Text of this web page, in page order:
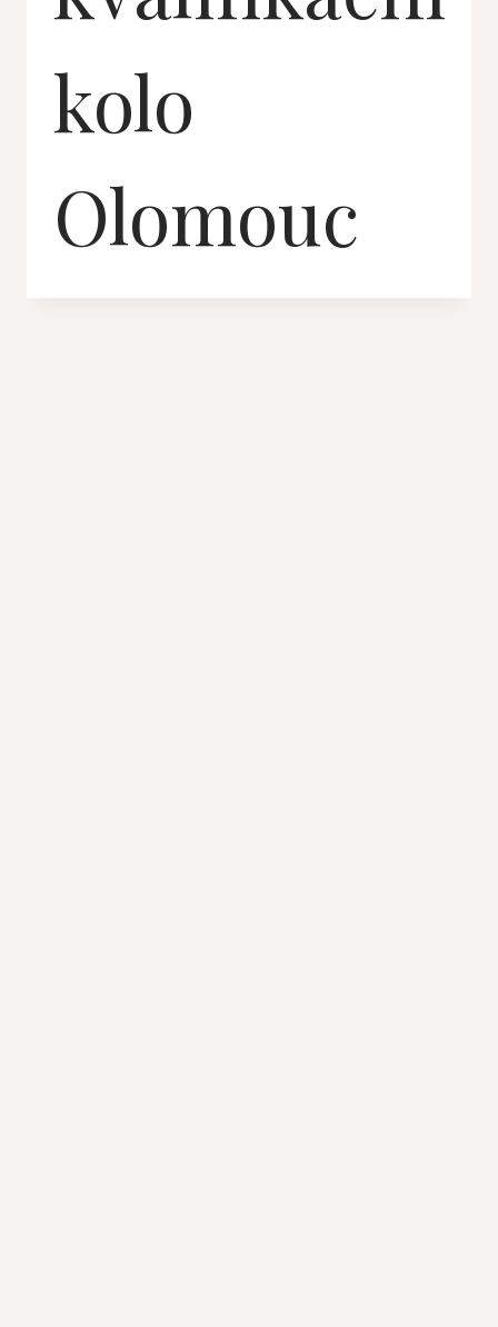
kolo
Olomouc